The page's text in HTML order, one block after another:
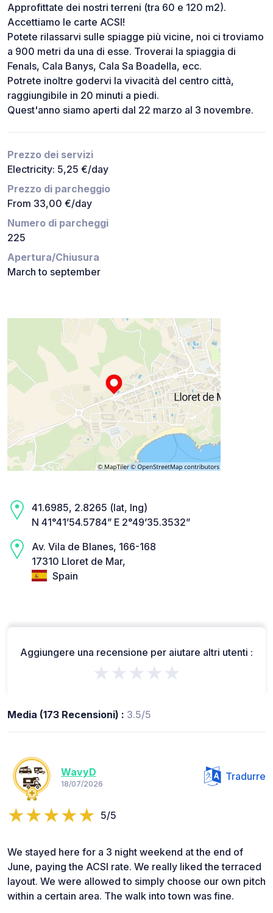
Approfittate dei nostri terreni (tra 60 e 120 m2).
Accettiamo le carte ACSI!
Potete rilassarvi sulle spiagge più vicine, noi ci troviamo
a 900 metri da una di esse. Troverai la spiaggia di
Fenals, Cala Banys, Cala Sa Boadella, ecc.
Potrete inoltre godervi la vivacità del centro città,
raggiungibile in 20 minuti a piedi.
Quest'anno siamo aperti dal 22 marzo al 3 novembre.
Prezzo dei servizi
Electricity: 5,25 €/day
Prezzo di parcheggio
From 33,00 €/day
Numero di parcheggi
225
Apertura/Chiusura
March to september
41.6985, 2.8265 (lat, lng)
N 41°41’54.5784” E 2°49’35.3532”
Av. Vila de Blanes, 166-168
17310 Lloret de Mar,
Spain
Aggiungere una recensione per aiutare altri utenti :
★★★★★
Media (173 Recensioni) : 3.5/5
WavyD
18/07/2026
Tradurre
5/5
We stayed here for a 3 night weekend at the end of
June, paying the ACSI rate. We really liked the terraced
layout. We were allowed to simply choose our own pitch
within a certain area. The walk into town was fine.